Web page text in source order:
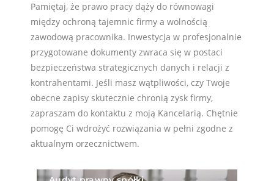
Pamiętaj, że prawo pracy dąży do równowagi
między ochroną tajemnic firmy a wolnością
zawodową pracownika. Inwestycja w profesjonalnie
przygotowane dokumenty zwraca się w postaci
bezpieczeństwa strategicznych danych i relacji z
kontrahentami. Jeśli masz wątpliwości, czy Twoje
obecne zapisy skutecznie chronią zysk firmy,
zapraszam do kontaktu z moją Kancelarią. Chętnie
pomogę Ci wdrożyć rozwiązania w pełni zgodne z
aktualnym orzecznictwem.